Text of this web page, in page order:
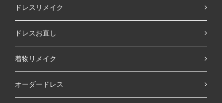
ドレスリメイク
ドレスお直し
着物リメイク
オーダードレス